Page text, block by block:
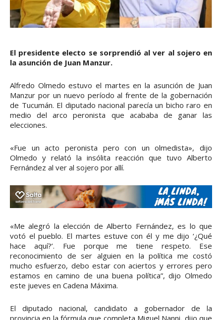
El presidente electo se sorprendió al ver al sojero en
la asunción de Juan Manzur.
Alfredo Olmedo estuvo el martes en la asunción de Juan
Manzur por un nuevo período al frente de la gobernación
de Tucumán. El diputado nacional parecía un bicho raro en
medio del arco peronista que acababa de ganar las
elecciones.
«Fue un acto peronista pero con un olmedista», dijo
Olmedo y relató la insólita reacción que tuvo Alberto
Fernández al ver al sojero por allí.
«Me alegró la elección de Alberto Fernández, es lo que
votó el pueblo. El martes estuve con él y me dijo ‘¿Qué
hace aquí?’. Fue porque me tiene respeto. Ese
reconocimiento de ser alguien en la política me costó
mucho esfuerzo, debo estar con aciertos y errores pero
estamos en camino de una buena política”, dijo Olmedo
este jueves en Cadena Máxima.
El diputado nacional, candidato a gobernador de la
provincia en la fórmula que completa Miguel Nanni, dijo que